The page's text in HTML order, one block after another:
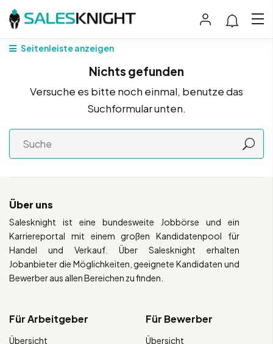
Seitenleiste anzeigen
Nichts gefunden
Versuche es bitte noch einmal, benutze das
Suchformular unten.
Über uns
Salesknight ist eine bundesweite Jobbörse und ein
Karriereportal mit einem großen Kandidatenpool für
Handel und Verkauf. Über Salesknight erhalten
Jobanbieter die Möglichkeiten, geeignete Kandidaten und
Bewerber aus allen Bereichen zu finden.
Für Arbeitgeber
Übersicht
Für Bewerber
Übersicht